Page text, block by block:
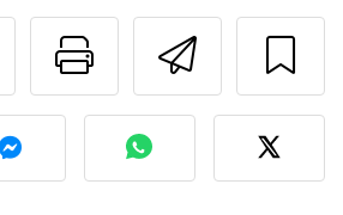
Imprimir
Preguntar al autor
la foto de esta